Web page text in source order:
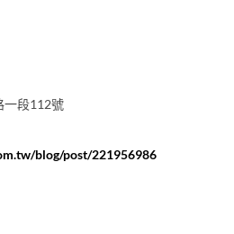
一段112號
blog/post/221956986